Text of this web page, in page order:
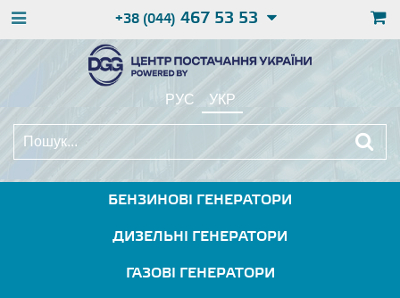
+38 (044) 467 53 53
РУС УКР
БЕНЗИНОВІ ГЕНЕРАТОРИ
ДИЗЕЛЬНІ ГЕНЕРАТОРИ
ГАЗОВІ ГЕНЕРАТОРИ